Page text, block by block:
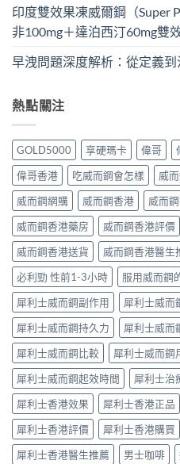
印度雙效果凍威爾鋼（Super
非100mg＋達泊西汀60mg雙
早洩問題深度解析：從定義
熱點關注
GOLD5000 享硬瑪卡 偉哥
偉哥香港
吃威而鋼會怎樣 威
威而鋼網購
威而鋼香港 威而
威而鋼香港藥房
威而鋼香港評價
威而鋼香港送貨
威而鋼香港醫生
必利勁 性前1-3小時
服用威而鋼
犀利士威而鋼副作用
犀利士威而
犀利士威而鋼持久力
犀利士威而
犀利士威而鋼比較
犀利士威而鋼
犀利士威而鋼起效時間
犀利士治
犀利士香港效果
犀利士香港正品
犀利士香港評價
犀利士香港購買
犀利士香港醫生推薦
男士咖啡